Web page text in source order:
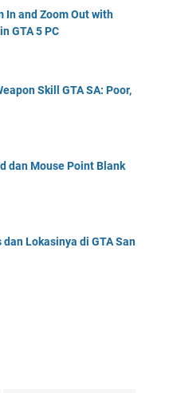
In and Zoom Out with
GTA 5 PC
Skill GTA SA: Poor,
dan Mouse Point Blank
Lokasinya di GTA San